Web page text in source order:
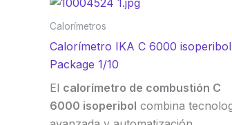
Calorímetros
Calorímetro IKA C 6000 isoperibol
Package 1/10
El calorímetro de combustión C
6000 isoperibol combina